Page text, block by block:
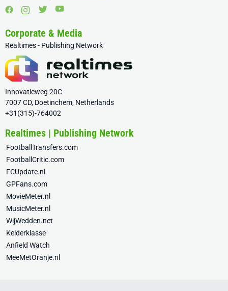
Corporate & Media
Realtimes - Publishing Network
Innovatieweg 20C
7007 CD, Doetinchem, Netherlands
+31(315)-764002
Realtimes | Publishing Network
FootballTransfers.com
FootballCritic.com
FCUpdate.nl
GPFans.com
MovieMeter.nl
MusicMeter.nl
WijWedden.net
Kelderklasse
Anfield Watch
MeeMetOranje.nl